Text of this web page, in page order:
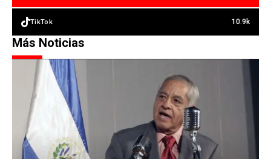
TikTok 10.9k
Más Noticias